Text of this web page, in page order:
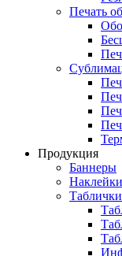
Печать
Продукция
Баннеры
Наклейки
Таблички